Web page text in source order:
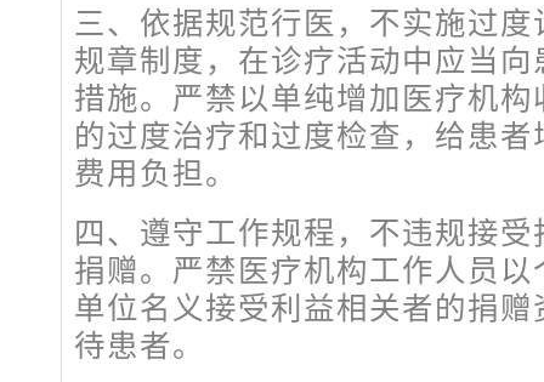
三、依据规范行医，不实施过
规章制度，在诊疗活动中应当
措施。严禁以单纯增加医疗机
的过度治疗和过度检查，给患
费用负担。
四、遵守工作规程，不违规接
捐赠。严禁医疗机构工作人员
单位名义接受利益相关者的捐
待患者。